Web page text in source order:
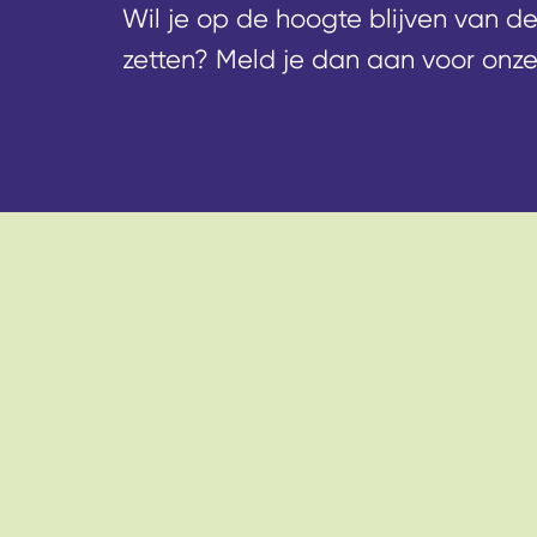
Wil je op de hoogte blijven van
zetten? Meld je dan aan voor